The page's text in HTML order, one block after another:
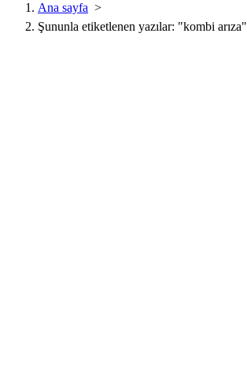
Ana sayfa >
Şununla etiketlenen yazılar: "kombi arıza"